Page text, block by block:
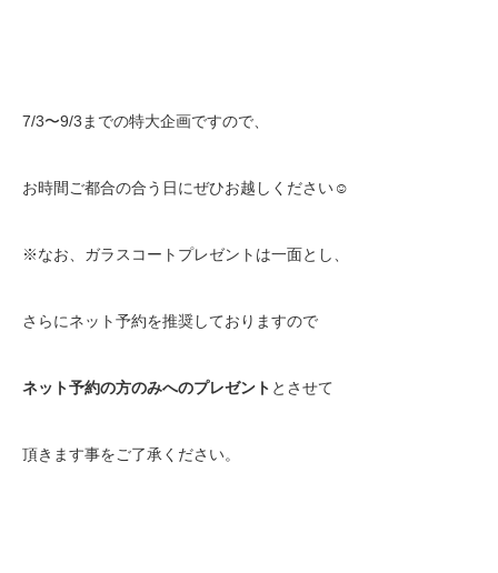
7/3〜9/3 までの特大企画ですので、
お時間ご都合の合う日にぜひお越しください☺️
※なお、ガラスコートプレゼントは一面とし、
さらにネット予約を推奨しておりますので
ネット予約の方のみへのプレゼント とさせて
頂きます事をご了承ください。